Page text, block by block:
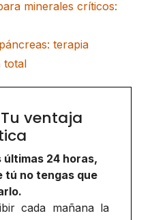
minerales críticos:
terapia
total
ventaja
últimas 24 horas,
tú no tengas que
cada mañana la